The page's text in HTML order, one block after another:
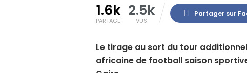
1.6k
PARTAGE
2.5k
VUS
Partager sur
Le tirage au sort du tour
africaine de football saison